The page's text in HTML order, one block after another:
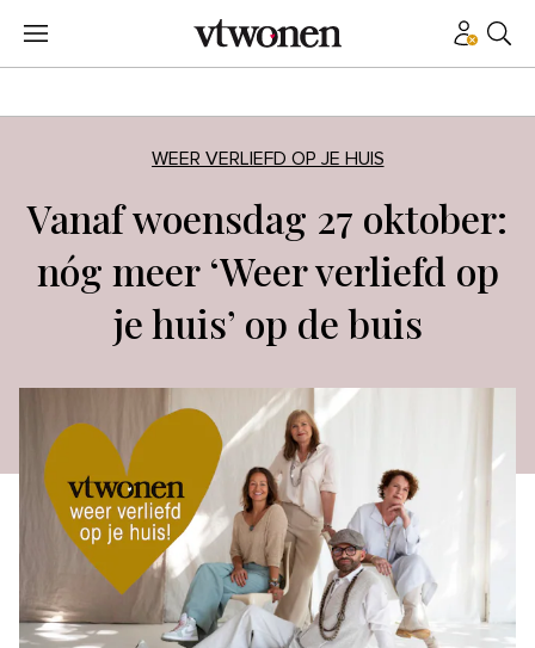
WEER VERLIEFD OP JE HUIS
Vanaf woensdag 27 oktober:
nóg meer ‘Weer verliefd op
je huis’ op de buis